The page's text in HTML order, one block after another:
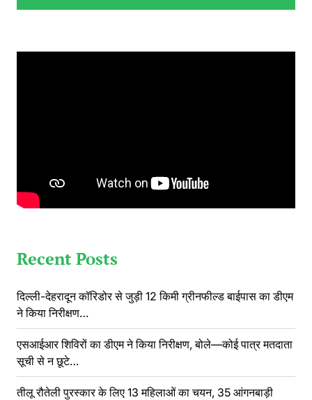
Recent Posts
दिल्ली-देहरादून कॉरिडोर से जुड़ी 12 किमी ग्रीनफील्ड बाईपास का डीएम
ने किया निरीक्षण…
एसआईआर शिविरों का डीएम ने किया निरीक्षण, बोले—कोई पात्र मतदाता
सूची से न छूटे…
तीलू रौतेली पुरस्कार के लिए 13 महिलाओं का चयन, 35 आंगनबाड़ी